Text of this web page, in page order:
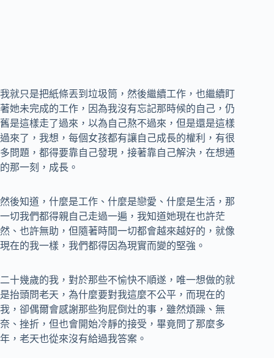
我就只是把紙條丟到垃圾筒，然後繼續工作，也繼續盯
著她未完成的工作，因為我沒有忘記那時候的自己，仍
舊是這樣走了過來，以為自己熬不過來，但是還是這樣
過來了，我想，每個女孩都有讓自己成長的權利，有很
多問題，都得要靠自己發現，接著靠自己解決，在想通
的那一刻，成長。
然後知道，什麼是工作、什麼是戀愛、什麼是生活，那
一切我們都得親自己走過一遍，我知道她現在也許茫
然、也許無助，但隨著時間一切都會越來越好的，就像
現在的我一樣，我們都得因為現實而變的堅強。
二十幾歲的我，對於那些不愉快不順遂，唯一想做的就
是抬頭問老天，為什麼要對我這麼不公平，而現在的
我，卻偶爾會感謝那些狗屁倒灶的事，雖然煩躁、無
奈、挫折，但也會開始冷靜的接受，畢竟問了那麼多
年，老天也從來沒有給過我答案。